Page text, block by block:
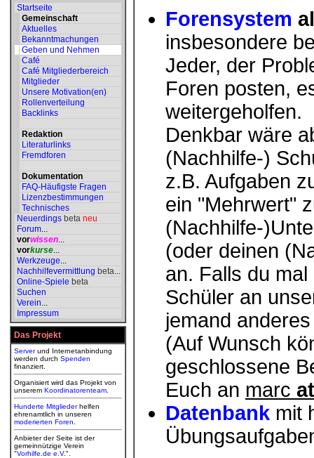
Startseite
Gemeinschaft
Aktuelles
Bekanntmachungen
Geben und Nehmen
Café
Café Mitgliederbereich
Mitglieder
Unsere Motivation(en)
Rollenverteilung
Backlinks
Redaktion
Literaturlinks
Fremdforen
Dokumentation
FAQ-Häufigste Fragen
Lizenzbestimmungen
Technisches
Neuerdings beta neu
Forum...
vorwissen...
vorkurse...
Werkzeuge...
Nachhilfevermittlung beta...
Online-Spiele beta
Suchen
Verein...
Impressum
Das Projekt
Serverund Internetanbindung
werden durch Spenden
finanziert.
Organisiert wird das Projekt von
unserem Koordinatorenteam
Hunderte Mitgliederhelfen
ehrenamtlich in unseren
moderierten Foren
Anbieter der Seite ist der
gemeinnützige Verein
"Vorhilfe.de e.V.".
Forensystem
insbesondere
Jeder, der
Foren posten,
weitergeholfen.
Denkbar wäre
(Nachhilfe-)
z.B. Aufgaben
ein "Mehrwert"
(Nachhilfe-
(oder deinen
an. Falls du
Schüler an
jemand
(Auf Wunsch
geschlossene
Euch an marc at
Datenbank mit